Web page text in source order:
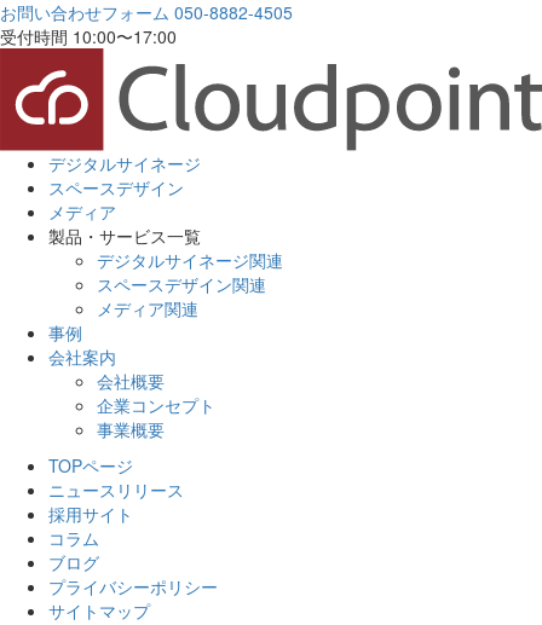
お問い合わせフォーム 050-8882-4505
受付時間 10:00〜17:00
デジタルサイネージ
スペースデザイン
メディア
製品・サービス一覧
デジタルサイネージ関連
スペースデザイン関連
メディア関連
事例
会社案内
会社概要
企業コンセプト
事業概要
TOPページ
ニュースリリース
採用サイト
コラム
ブログ
プライバシーポリシー
サイトマップ